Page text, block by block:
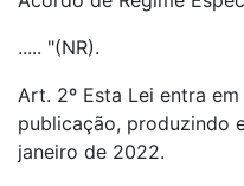
..... "(NR).
Art. 2º Esta Lei entra
publicação, produzindo
janeiro de 2022.